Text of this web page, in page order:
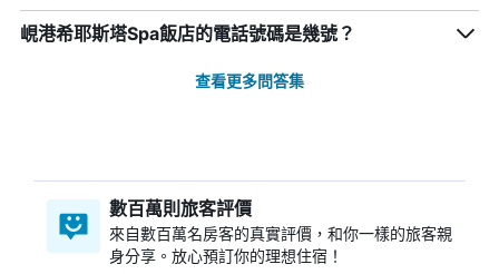
峴港希耶斯塔Spa飯店的電話號碼是幾號？
查看更多問答集
數百萬則旅客評價
來自數百萬名房客的真實評價，和你一樣的旅客親
身分享。放心預訂你的理想住宿！